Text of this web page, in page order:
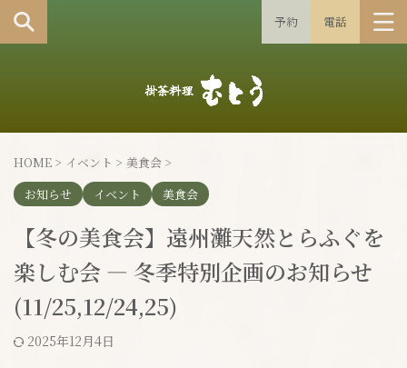
予約 電話
HOME > イベント > 美食会 >
お知らせ
イベント 美食会
【冬の美食会】遠州灘天然とらふぐを
楽しむ会 — 冬季特別企画のお知らせ
(11/25,12/24,25)
2025年12月4日